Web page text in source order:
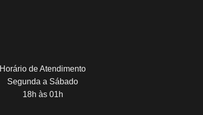
Horário de Atendimento
Segunda a Sábado
18h às 01h